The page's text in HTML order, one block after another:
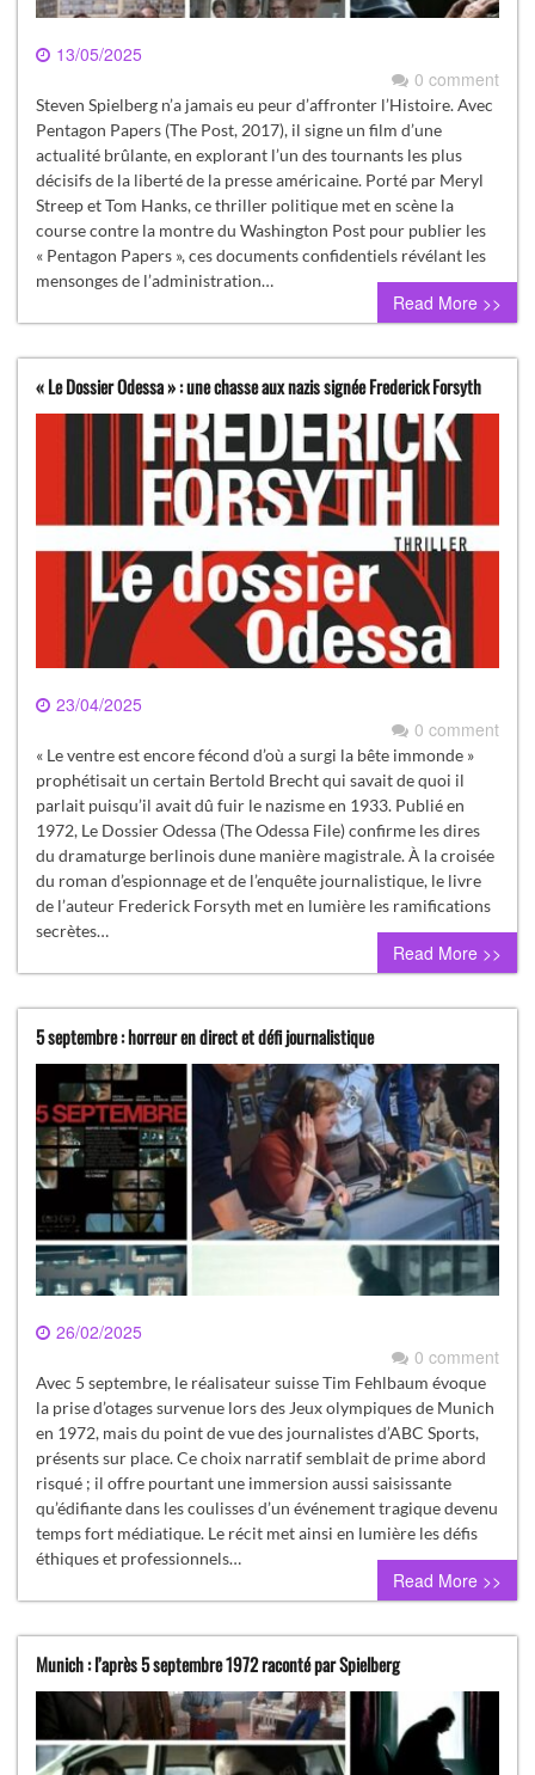
13/05/2025
0 comment
Steven Spielberg n’a jamais eu peur d’affronter l’Histoire. Avec
Pentagon Papers (The Post, 2017), il signe un film d’une
actualité brûlante, en explorant l’un des tournants les plus
décisifs de la liberté de la presse américaine. Porté par Meryl
Streep et Tom Hanks, ce thriller politique met en scène la
course contre la montre du Washington Post pour publier les
« Pentagon Papers », ces documents confidentiels révélant les
mensonges de l’administration…
Read More >>
« Le Dossier Odessa » : une chasse aux nazis signée Frederick Forsyth
23/04/2025
0 comment
« Le ventre est encore fécond d’où a surgi la bête immonde »
prophétisait un certain Bertold Brecht qui savait de quoi il
parlait puisqu’il avait dû fuir le nazisme en 1933. Publié en
1972, Le Dossier Odessa (The Odessa File) confirme les dires
du dramaturge berlinois dune manière magistrale. À la croisée
du roman d’espionnage et de l’enquête journalistique, le livre
de l’auteur Frederick Forsyth met en lumière les ramifications
secrètes…
Read More >>
5 septembre : horreur en direct et défi journalistique
26/02/2025
0 comment
Avec 5 septembre, le réalisateur suisse Tim Fehlbaum évoque
la prise d’otages survenue lors des Jeux olympiques de Munich
en 1972, mais du point de vue des journalistes d’ABC Sports,
présents sur place. Ce choix narratif semblait de prime abord
risqué ; il offre pourtant une immersion aussi saisissante
qu’édifiante dans les coulisses d’un événement tragique devenu
temps fort médiatique. Le récit met ainsi en lumière les défis
éthiques et professionnels…
Read More >>
Munich : l’après 5 septembre 1972 raconté par Spielberg